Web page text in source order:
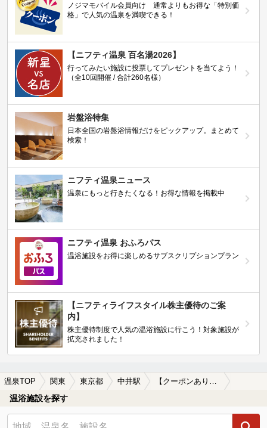
ノジマモバイル会員向け 通常よりもお得な「特別価
格」で人気の温泉を満喫できる！
【ニフティ温泉 百名湯2026】
行ってみたい施設に投票してプレゼントを当てよう！
（全10回開催 / 合計260名様）
岩盤浴特集
日本全国の岩盤浴情報だけをピックアップ。まとめて
検索！
ニフティ温泉ニュース
温泉にもっと行きたくなる！お得な情報を掲載中
ニフティ温泉 おふろパス
温浴施設をお得に楽しめるサブスクリプションプラン
【ニフティライフスタイル株主優待のご案
内】
株主優待制度で人気の温浴施設に行こう！対象施設が
拡充されました！
温泉TOP 関東 東京都 中井駅
温浴施設を探す